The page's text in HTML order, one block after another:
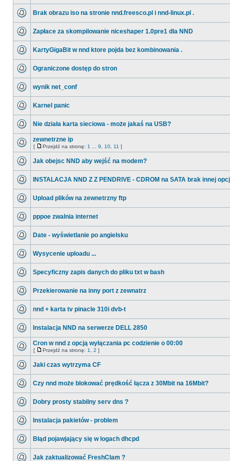
Brak obrazu iso na stronie nnd.freesco.pl i nnd-linux.pl .
Zapłace za skompilowanie niceshaper 1.0pre1 dla NND
KartyGigaBit w nnd ktore pojda bez kombinowania .
Ograniczone dostęp do stron
wynik net_conf
Karnel panic
Nie działa karta sieciowa - może jakaś na USB?
zewnetrzne ip
[ Przejdź na stronę: 1 9 10 11 ]
Jak obejsc NND aby wejść na modem?
INSTALACJA NND Z Z PENDRIVE - CDROM na SATA brak innej
Upload plików na zewnetrzny ftp
pppoe zwalnia internet
Date - wyświetlanie po angielsku
Wysycenie uploadu ...
Specyficzny zapis danych do pliku txt w bash
Przekierowanie na inny port z zewnatrz
nnd + karta tv pinacle 310i dvb-t
Instalacja NND na serwerze DELL 2850
Cron w nnd z opcją wyłączania pc codzienie o 00:00
[ Przejdź na stronę: 1 2 ]
Jaki czas wytrzyma CF
Czy nnd może blokować prędkość łącza z 30Mbit na 16Mbit?
Dobry prosty stabilny serv dns ?
Instalacja pakietów - problem
Błąd pojawjający się w logach dhcpd
Jak zaktualizować FreshClam ?